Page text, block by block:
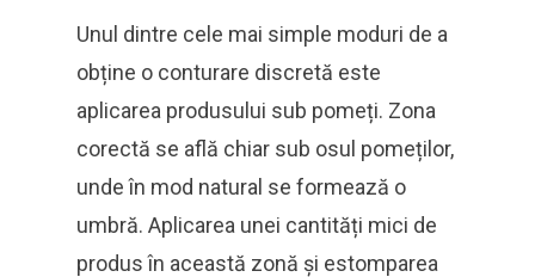
Unul dintre cele mai simple moduri de a
obține o conturare discretă este
aplicarea produsului sub pomeți. Zona
corectă se află chiar sub osul pomeților,
unde în mod natural se formează o
umbră. Aplicarea unei cantități mici de
produs în această zonă și estomparea